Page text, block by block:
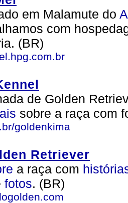
em Malamute do
com
(BR)
de Golden
sobre a raça com
goldenkima
Retriever
a raça com
fotos. (BR)